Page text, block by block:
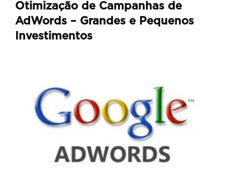
Otimização de Campanhas de
AdWords – Grandes e Pequenos
Investimentos